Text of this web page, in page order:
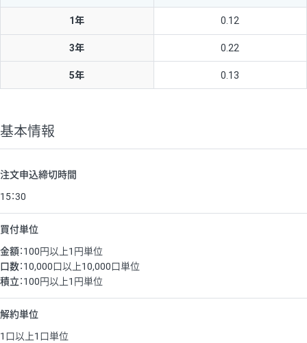
基本情報
注文申込締切時間
15：30
買付単位
金額：100円以上1円単位
口数：10,000口以上10,000口単位
積立：100円以上1円単位
解約単位
1口以上1口単位